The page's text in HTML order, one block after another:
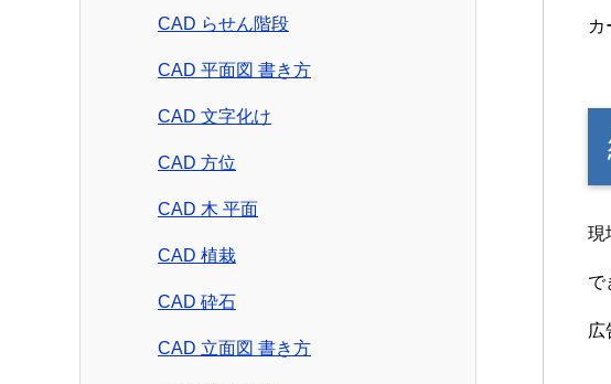
カ
現
で
広
CAD らせん階段
CAD 平面図 書き方
CAD 文字化け
CAD 方位
CAD 木 平面
CAD 植栽
CAD 砕石
CAD 立面図 書き方